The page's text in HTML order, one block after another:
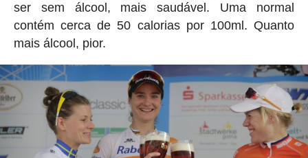
ser sem álcool, mais saudável. Uma normal
contém cerca de 50 calorias por 100ml. Quanto
mais álcool, pior.